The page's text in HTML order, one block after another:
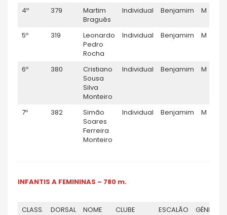
4º 379
Martim
Braguês
Individual Benjamim M
5º 319
Leonardo
Pedro
Rocha
Individual Benjamim M
6º 380
Cristiano
Sousa
Silva
Monteiro
Individual Benjamim M
7º 382
Simão
Soares
Ferreira
Monteiro
Individual Benjamim M
INFANTIS A FEMININAS – 780 m.
CLASS. DORSAL NOME CLUBE ESCALÃO
GÉNERO